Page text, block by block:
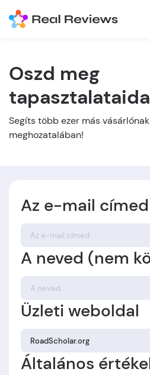
Oszd meg
Segíts több ezer más
meghozatalában!
Az e-mail címed
A neved (nem
Üzleti weboldal
Általános